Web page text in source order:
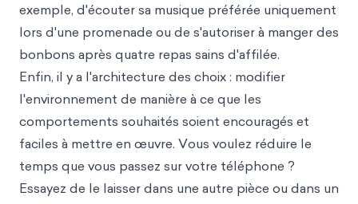
exemple, d'écouter sa musique préférée uniquement
lors d'une promenade ou de s'autoriser à manger des
bonbons après quatre repas sains d'affilée.
Enfin, il y a l'architecture des choix : modifier
l'environnement de manière à ce que les
comportements souhaités soient encouragés et
faciles à mettre en œuvre. Vous voulez réduire le
temps que vous passez sur votre téléphone ?
Essayez de le laisser dans une autre pièce ou dans un